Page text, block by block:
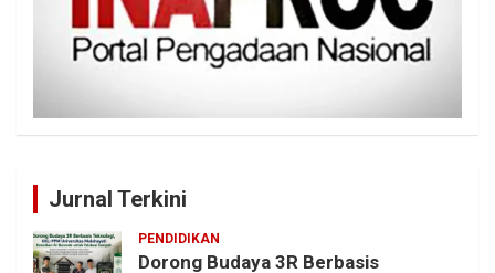
Jurnal Terkini
PENDIDIKAN
Dorong Budaya 3R Berbasis